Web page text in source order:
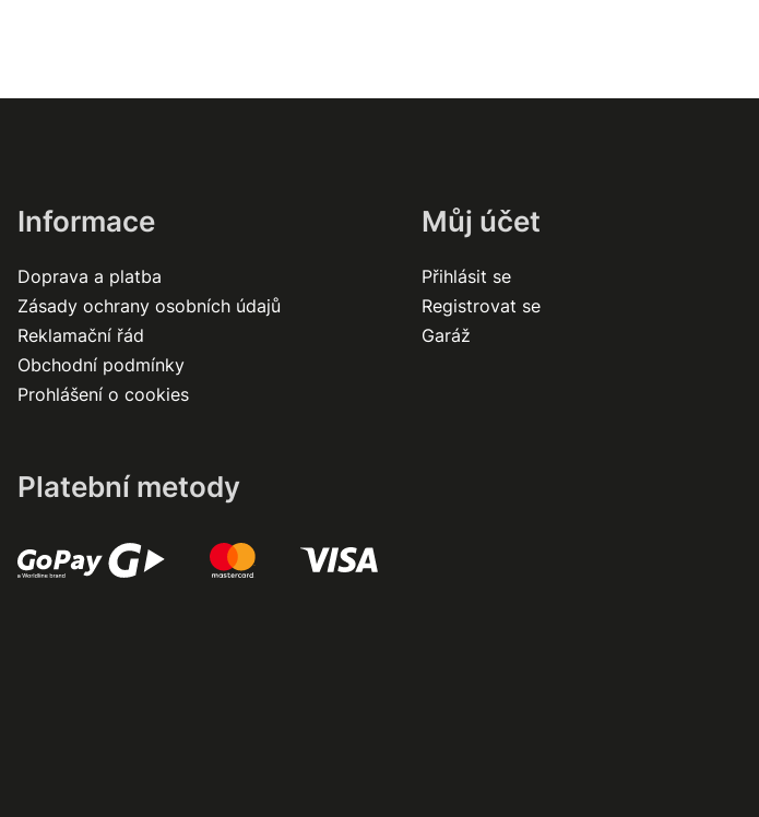
Informace
Doprava a platba
Zásady ochrany osobních údajů
Reklamační řád
Obchodní podmínky
Prohlášení o cookies
Platební metody
Můj účet
Přihlásit se
Registrovat se
Garáž